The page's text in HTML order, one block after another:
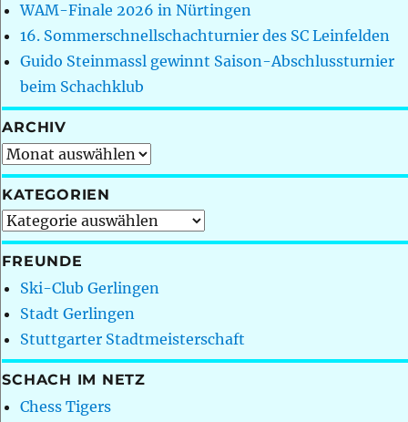
WAM-Finale 2026 in Nürtingen
16. Sommerschnellschachturnier des SC Leinfelden
Guido Steinmassl gewinnt Saison-Abschlussturnier
beim Schachklub
ARCHIV
Archiv
KATEGORIEN
Kategorien
FREUNDE
Ski-Club Gerlingen
Stadt Gerlingen
Stuttgarter Stadtmeisterschaft
SCHACH IM NETZ
Chess Tigers